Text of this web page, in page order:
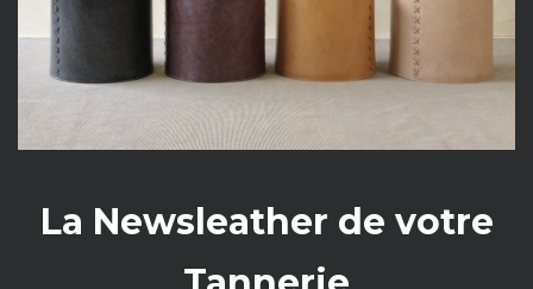
La Newsleather de votre